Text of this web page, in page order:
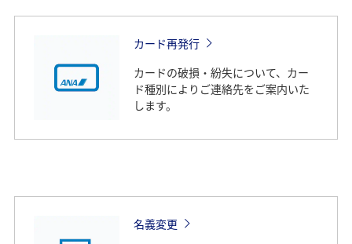
カード再発行
カードの破損・紛失について、カー
ド種別によりご連絡先をご案内いた
します。
名義変更